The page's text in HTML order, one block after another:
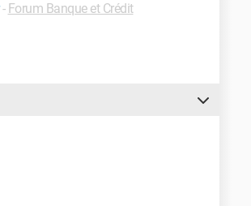
- Forum Banque et Crédit